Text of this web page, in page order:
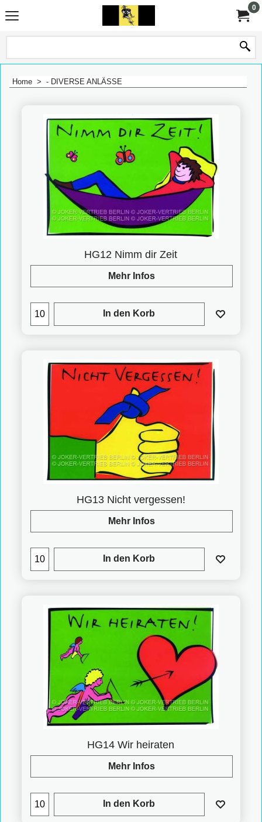
0
Home > - DIVERSE ANLÄSSE
HG12 Nimm dir Zeit
Mehr Infos
In den Korb
HG13 Nicht vergessen!
Mehr Infos
In den Korb
HG14 Wir heiraten
Mehr Infos
In den Korb